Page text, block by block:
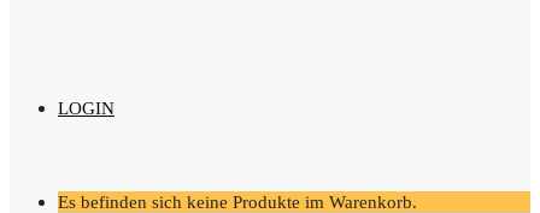
LOGIN
Es befinden sich keine Produkte im Warenkorb.